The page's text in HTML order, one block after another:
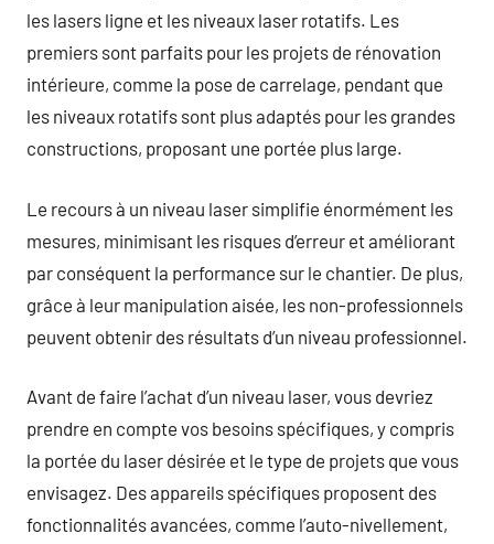
les lasers ligne et les niveaux laser rotatifs. Les
premiers sont parfaits pour les projets de rénovation
intérieure, comme la pose de carrelage, pendant que
les niveaux rotatifs sont plus adaptés pour les grandes
constructions, proposant une portée plus large.
Le recours à un niveau laser simplifie énormément les
mesures, minimisant les risques d’erreur et améliorant
par conséquent la performance sur le chantier. De plus,
grâce à leur manipulation aisée, les non-professionnels
peuvent obtenir des résultats d’un niveau professionnel.
Avant de faire l’achat d’un niveau laser, vous devriez
prendre en compte vos besoins spécifiques, y compris
la portée du laser désirée et le type de projets que vous
envisagez. Des appareils spécifiques proposent des
fonctionnalités avancées, comme l’auto-nivellement,